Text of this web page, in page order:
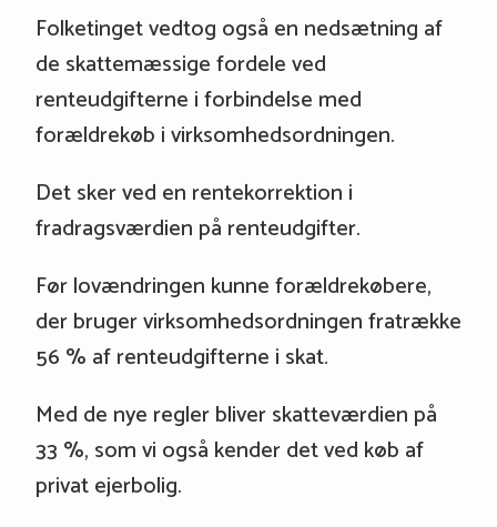
Folketinget vedtog også en nedsætning af
de skattemæssige fordele ved
renteudgifterne i forbindelse med
forældrekøb i virksomhedsordningen.
Det sker ved en rentekorrektion i
fradragsværdien på renteudgifter.
Før lovændringen kunne forældrekøbere,
der bruger virksomhedsordningen fratrække
56 % af renteudgifterne i skat.
Med de nye regler bliver skatteværdien på
33 %, som vi også kender det ved køb af
privat ejerbolig.